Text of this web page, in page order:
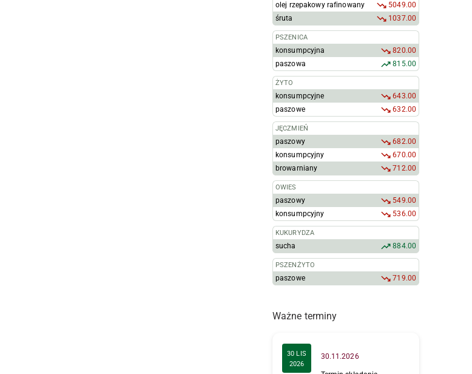
olej rzepakowy rafinowany
5049.00
śruta
1037.00
PSZENICA
konsumpcyjna
820.00
paszowa
815.00
ŻYTO
konsumpcyjne
643.00
paszowe
632.00
JĘCZMIEŃ
paszowy
682.00
konsumpcyjny
670.00
browarniany
712.00
OWIES
paszowy
549.00
konsumpcyjny
536.00
KUKURYDZA
sucha 884.00
PSZENŻYTO
paszowe 719.00
Ważne terminy
30 LIS
2026
30.11.2026